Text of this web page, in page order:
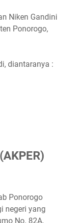
Niken Gandini
Ponorogo,
diantaranya :
Ponorogo
negeri yang
No. 82A,